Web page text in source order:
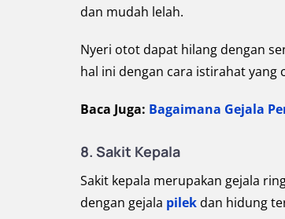
dan mudah lelah.
Nyeri otot dapat hilang dengan
hal ini dengan cara istirahat yang
Baca Juga: Bagaimana Gejala
8. Sakit Kepala
Sakit kepala merupakan gejala
dengan gejala pilek dan hidung